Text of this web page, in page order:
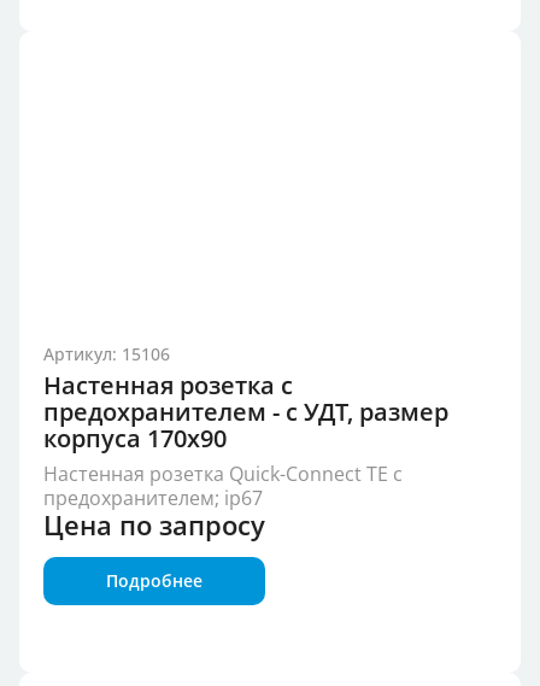
Артикул: 15106
Настенная розетка с
предохранителем - с УДТ, размер
корпуса 170x90
Настенная розетка Quick-Connect TE с
предохранителем; ip67
Цена по запросу
Подробнее